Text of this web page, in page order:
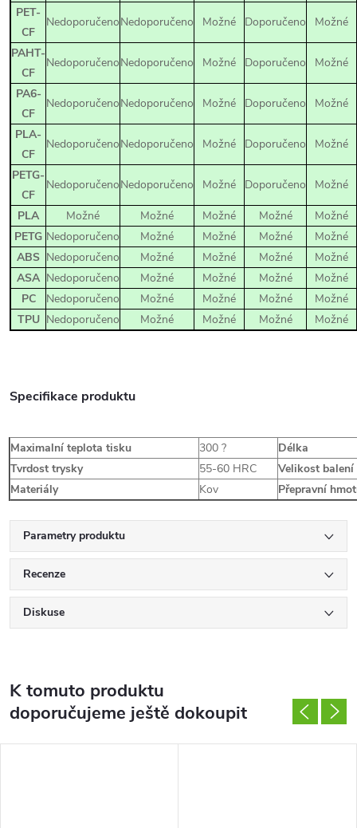
PET-
CF
NedoporučenoNedoporučeno Možné Doporučeno Možné
PAHT-
CF
NedoporučenoNedoporučeno Možné Doporučeno Možné
PA6-
CF
NedoporučenoNedoporučeno Možné Doporučeno Možné
PLA-
CF
NedoporučenoNedoporučeno Možné Doporučeno Možné
PETG-
CF
NedoporučenoNedoporučeno Možné Doporučeno Možné
PLA Možné Možné Možné Možné
Možné
PETG Nedoporučeno Možné Možné Možné
Možné
ABS Nedoporučeno Možné Možné Možné
Možné
ASA Nedoporučeno Možné Možné Možné
Možné
PC
Nedoporučeno Možné Možné Možné
Možné
TPU Nedoporučeno Možné Možné Možné Možné
Specifikace produktu
Maximalní teplota tisku 300 ?
Délka
Tvrdost trysky
55-60 HRC
Velikost balení
Materiály
Kov Přepravní
Parametry produktu
Recenze
Diskuse
K tomuto produktu
doporučujeme ještě dokoupit